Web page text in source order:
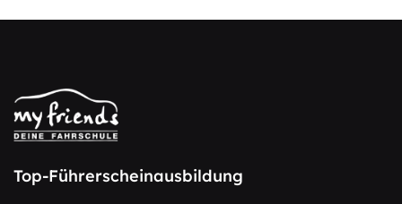
Top-Führerscheinausbildung